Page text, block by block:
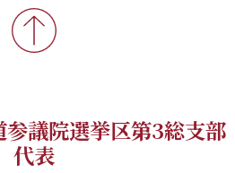
議院選挙区第3総支部
代表